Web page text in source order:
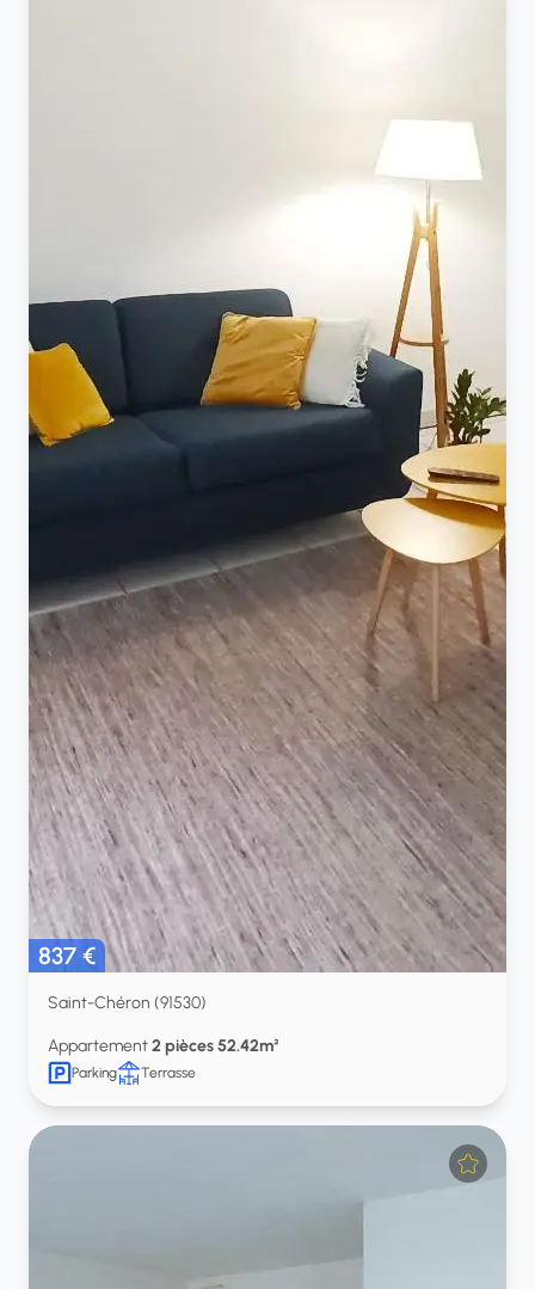
837 €
Saint-Chéron (91530)
Appartement2 pièces 52.42m²
Parking Terrasse